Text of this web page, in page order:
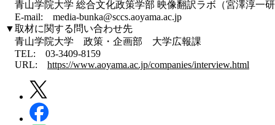
青山学院大学 総合文化政策学部 映像翻訳ラボ（宮澤淳一
E-mail: media-bunka@sccs.aoyama.ac.jp
▼取材に関する問い合わせ先
青山学院大学 政策・企画部 大学広報課
TEL: 03-3409-8159
URL: https://www.aoyama.ac.jp/companies/interview.html